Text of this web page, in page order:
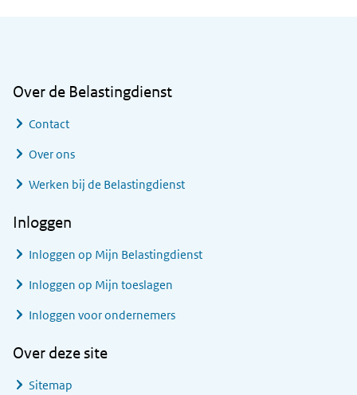
Over de Belastingdienst
Contact
Over ons
Werken bij de Belastingdienst
Inloggen
Inloggen op Mijn Belastingdienst
Inloggen op Mijn toeslagen
Inloggen voor ondernemers
Over deze site
Sitemap